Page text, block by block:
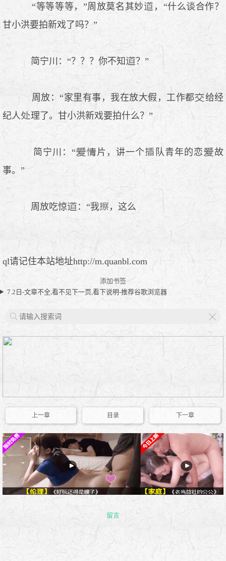
“等等等等，”周放莫名其妙
，“什么谈合作？
甘小洪要拍新戏了吗？”
简宁川：“？？？你不知 ？”
周放：“家里有事，我在放大假，工作都
给经
纪人
理了。甘小洪新戏要拍什么？”
简宁川：“ 片，讲一个 队青年的恋
故
事。”
周放吃惊 ：“我 ，这么
ql请记住本站地址http://m.quanbl.com
添加书签
7.2日-文章不全,看不见下一页,看下说明-推荐谷歌浏览器
上一章 目录 下一章
留言